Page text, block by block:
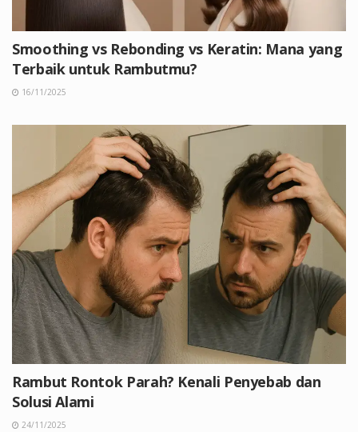
Smoothing vs Rebonding vs Keratin: Mana yang
Terbaik untuk Rambutmu?
16/11/2025
Rambut Rontok Parah? Kenali Penyebab dan
Solusi Alami
24/11/2025